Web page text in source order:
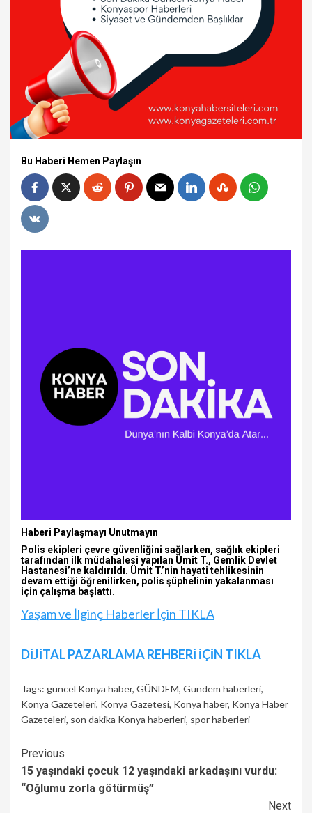
Bu Haberi Hemen Paylaşın
Haberi Paylaşmayı Unutmayın
Polis ekipleri çevre güvenliğini sağlarken, sağlık ekipleri
tarafından ilk müdahalesi yapılan Ümit T., Gemlik Devlet
Hastanesi’ne kaldırıldı. Ümit T.’nin hayati tehlikesinin
devam ettiği öğrenilirken, polis şüphelinin yakalanması
için çalışma başlattı.
Yaşam ve İlginç Haberler İçin TIKLA
Continue
DİJİTAL PAZARLAMA REHBERİ İÇİN TIKLA
Tags: güncel Konya haber, GÜNDEM, Gündem haberleri,
Konya Gazeteleri, Konya Gazetesi, Konya haber, Konya Haber
Gazeteleri, son dakika Konya haberleri, spor haberleri
Continue
Reading
Previous
15 yaşındaki çocuk 12 yaşındaki arkadaşını vurdu:
“Oğlumu zorla götürmüş”
Next